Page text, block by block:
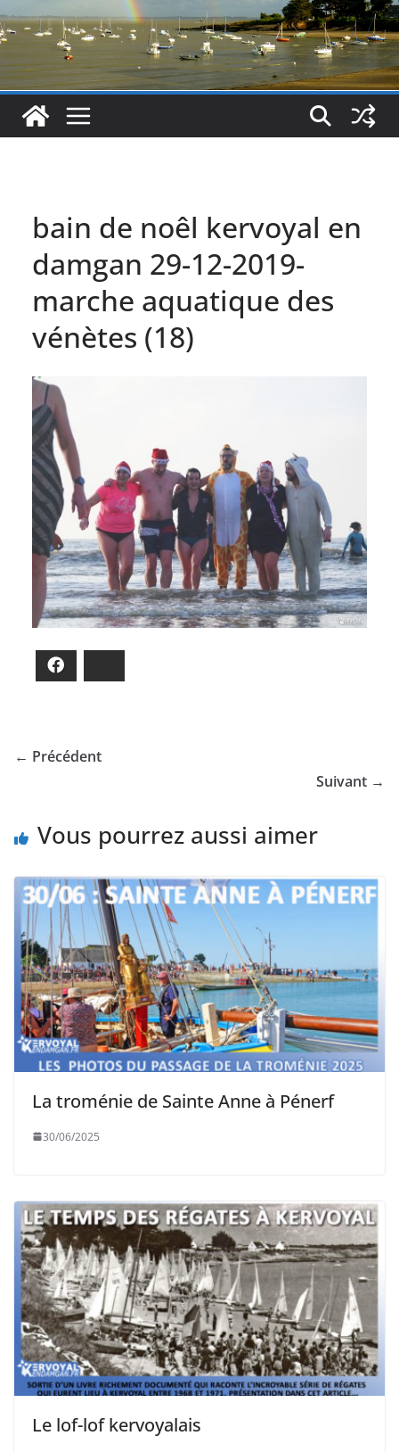
bain de noêl kervoyal en
damgan 29-12-2019-
marche aquatique des
vénètes (18)
← Précédent
Suivant →
Vous pourrez aussi aimer
La troménie de Sainte Anne à Pénerf
30/06/2025
Le lof-lof kervoyalais